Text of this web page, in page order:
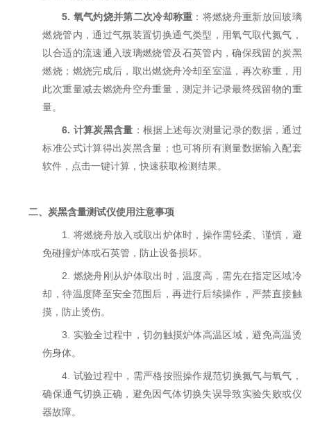
5. 氧气灼烧并第二次冷却称重 ：将燃烧舟重新放回玻璃
燃烧管内，通过气氛装置切换通气类型，用氧气取代氮气，
以合适的流速通入玻璃燃烧管及石英管内，确保残留的炭黑
燃烧；燃烧完成后，取出燃烧舟冷却至室温，再次称重，用
此次重量减去燃烧舟空舟重量，测定并记录最终残留物的重
量。
6. 计算炭黑含量 ：根据上述每次测量记录的数据，通过
标准公式计算得出炭黑含量；也可将所有测量数据输入配套
软件，点击一键计算，快速获取检测结果。
二、炭黑含量测试仪使用注意事项
1. 将燃烧舟放入或取出炉体时，操作需轻柔、谨慎，避
免碰撞炉体或石英管，防止设备损坏。
2. 燃烧舟刚从炉体取出时，温度高，需先在指定区域冷
却，待温度降至安全范围后，再进行后续操作，严禁直接触
摸，防止烫伤。
3. 实验全过程中，切勿触摸炉体高温区域，避免高温烫
伤身体。
4. 试验过程中，需严格按照操作规范切换氮气与氧气，
确保通气切换正确，避免因气体切换失误导致实验失败或仪
器故障。